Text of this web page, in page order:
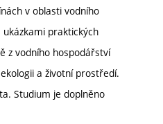
v oblasti vodního
praktických
z vodního hospodářství
a životní prostředí.
Studium je doplněno